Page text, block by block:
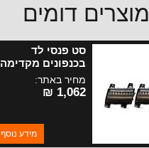
מוצרים דומים
סט פנסי לד
בכנפונים מקדימה
JL מושחר קצר
מחיר באתר:
1,062 ₪
מידע נוסף